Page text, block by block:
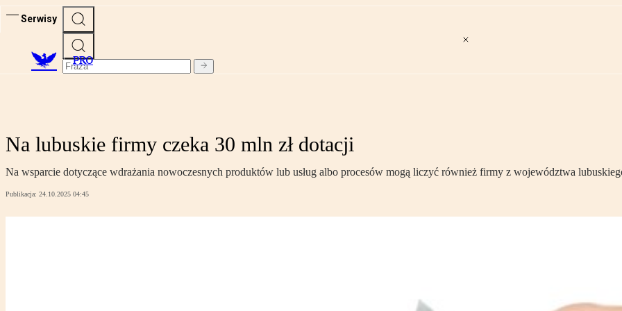
Serwisy
PRO
Na lubuskie firmy czeka 30 mln zł dotacji
Na wsparcie dotyczące wdrażania nowoczesnych produktów lub usług albo procesów mogą liczyć również firmy z województwa
Publikacja: 24.10.2025 04:45